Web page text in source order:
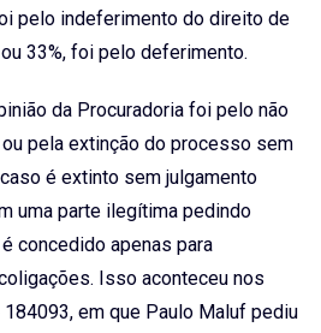
pelo indeferimento do direito de
33%, foi pelo deferimento.
da Procuradoria foi pelo não
pela extinção do processo sem
é extinto sem julgamento
uma parte ilegítima pedindo
concedido apenas para
Isso aconteceu nos
em que Paulo Maluf pediu